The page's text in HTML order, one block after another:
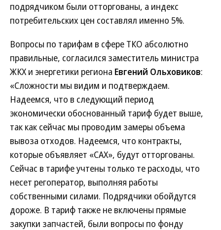
подрядчиком были отторгованы, а индекс
потребительских цен составлял именно 5%.
Вопросы по тарифам в сфере ТКО абсолютно
правильные, согласился заместитель министра
ЖКХ и энергетики региона Евгений Ольховиков:
«Сложности мы видим и подтверждаем.
Надеемся, что в следующий период
экономически обоснованный тариф будет выше,
так как сейчас мы проводим замеры объема
вывоза отходов. Надеемся, что контракты,
которые объявляет «САХ», будут отторгованы.
Сейчас в тарифе учтены только те расходы, что
несет регоператор, выполняя работы
собственными силами. Подрядчики обойдутся
дороже. В тариф также не включены прямые
закупки запчастей, были вопросы по фонду